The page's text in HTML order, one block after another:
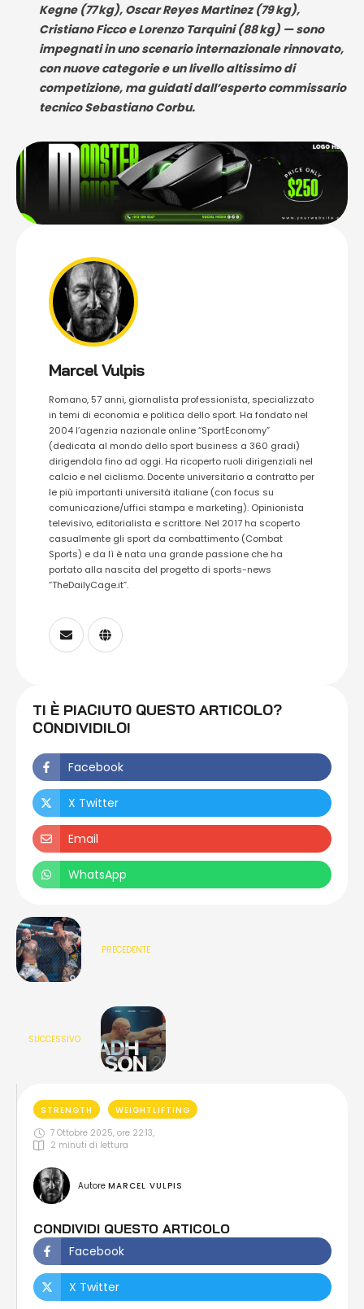
Kegne (77kg), Oscar Reyes Martinez (79kg),
Cristiano Ficco e Lorenzo Tarquini (88kg) — sono
impegnati in uno scenario internazionale rinnovato,
con nuove categorie e un livello altissimo di
competizione, ma guidati dall’esperto commissario
tecnico Sebastiano Corbu.
Marcel Vulpis
Romano, 57 anni, giornalista professionista, specializzato
in temi di economia e politica dello sport. Ha fondato nel
2004 l’agenzia nazionale online “SportEconomy”
(dedicata al mondo dello sport business a 360 gradi)
dirigendola fino ad oggi. Ha ricoperto ruoli dirigenziali nel
calcio e nel ciclismo. Docente universitario a contratto per
le più importanti università italiane (con focus su
comunicazione/uffici stampa e marketing). Opinionista
televisivo, editorialista e scrittore. Nel 2017 ha scoperto
casualmente gli sport da combattimento (Combat
Sports) e da lì è nata una grande passione che ha
portato alla nascita del progetto di sports-news
“TheDailyCage.it”.
TI È PIACIUTO QUESTO ARTICOLO?
CONDIVIDILO!
Facebook
X Twitter
Email
WhatsApp
PRECEDENTE
SUCCESSIVO
STRENGTH
WEIGHTLIFTING
7 Ottobre 2025, ore 22:13,
2 minuti di lettura
Autore MARCEL VULPIS
CONDIVIDI QUESTO ARTICOLO
Facebook
X Twitter